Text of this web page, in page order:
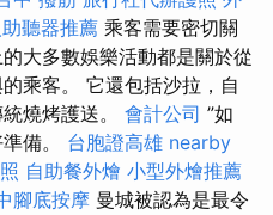
聽器推薦 乘客需要密切關
大多數娛樂活動都是關於從
乘客。 它還包括沙拉，自
燒烤護送。 會計公司 ”如
備。 台胞證高雄 nearby
自助餐外燴 小型外燴推薦
腳底按摩 曼城被認為是最令